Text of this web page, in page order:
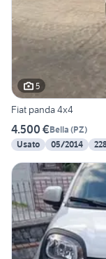
5
Fiat panda 4x4
4.500 €Bella (PZ)
Usato
05/2014